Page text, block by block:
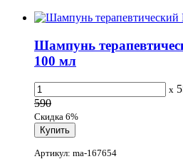
Шампунь
100 мл
x
590
Скидка 6%
Артикул: ma-167654